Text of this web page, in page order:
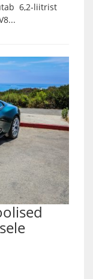
6,2-liitrist